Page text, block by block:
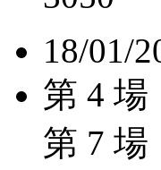
18/01/
第 4 場
第 7 場